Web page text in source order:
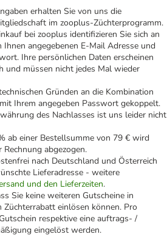
erhalten Sie von uns die
im zooplus-Züchterprogramm.
bei zooplus identifizieren Sie sich an
angegebenen E-Mail Adresse und
Ihre persönlichen Daten erscheinen
und müssen nicht jedes Mal wieder
Gründen an die Kombination
Ihrem angegeben Passwort gekoppelt.
des Nachlasses ist uns leider nicht
ab einer Bestellsumme von 79 € wird
abgezogen.
nach Deutschland und Österreich
Lieferadresse - weitere
und den Lieferzeiten.
Sie keine weiteren Gutscheine in
einlösen können. Pro
respektive eine auftrags- /
eingelöst werden.